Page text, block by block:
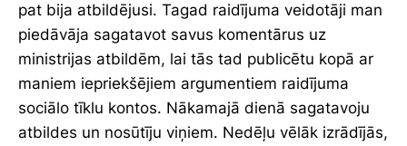
pat bija atbildējusi. Tagad raidījuma veidotāji man
piedāvāja sagatavot savus komentārus uz
ministrijas atbildēm, lai tās tad publicētu kopā ar
maniem iepriekšējiem argumentiem raidījuma
sociālo tīklu kontos. Nākamajā dienā sagatavoju
atbildes un nosūtīju viņiem. Nedēļu vēlāk izrādījās,